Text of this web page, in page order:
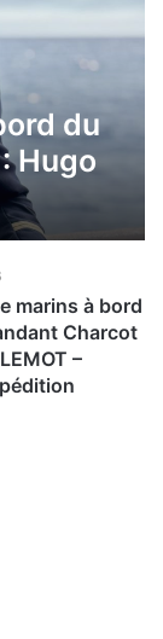
du
Hugo
marins à bord
Charcot
–